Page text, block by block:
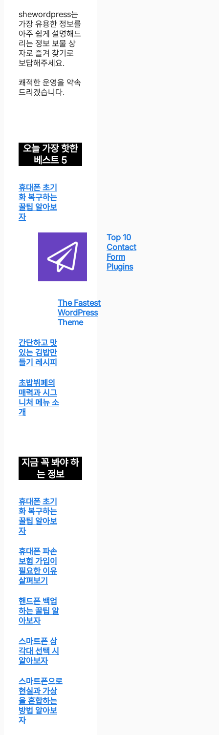
shewordpress는
가장 유용한 정보를
아주 쉽게 설명해드
리는 정보 보물 상
자로 즐겨 찾기로
보답해주세요.
쾌적한 운영을 약속
드리겠습니다.
오늘 가장 핫한
베스트 5
휴대폰 초기
화 복구하는
꿀팁 알아보
자
Top 10
Contact
Form
Plugins
The Fastest
WordPress
Theme
간단하고 맛
있는 김밥만
들기 레시피
초밥뷔페의
매력과 시그
니처 메뉴 소
개
지금 꼭 봐야 하
는 정보
휴대폰 초기
화 복구하는
꿀팁 알아보
자
휴대폰 파손
보험 가입이
필요한 이유
살펴보기
핸드폰 백업
하는 꿀팁 알
아보자
스마트폰 삼
각대 선택 시
알아보자
스마트폰으로
현실과 가상
을 혼합하는
방법 알아보
자